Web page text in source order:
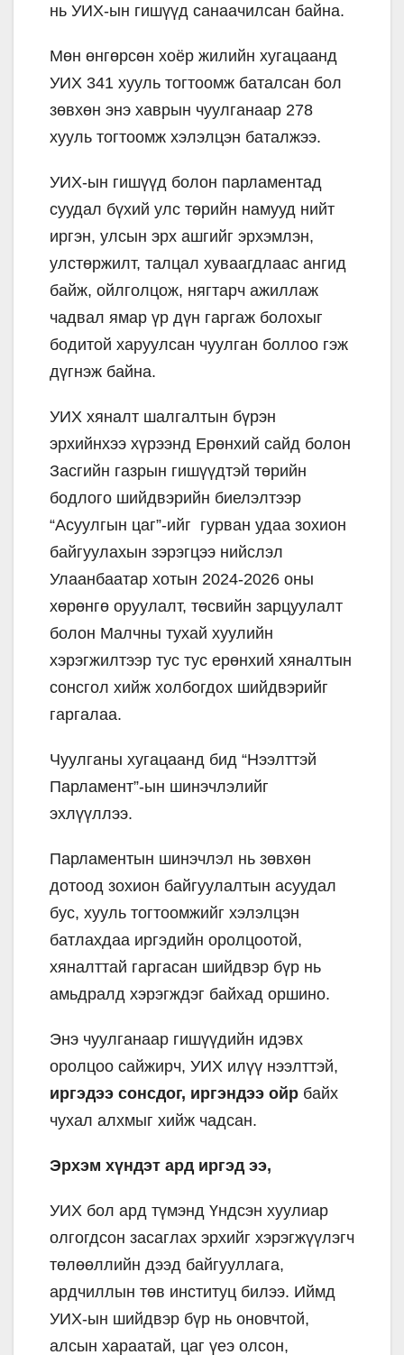
нь УИХ-ын гишүүд санаачилсан байна.
Мөн өнгөрсөн хоёр жилийн хугацаанд
УИХ 341 хууль тогтоомж баталсан бол
зөвхөн энэ хаврын чуулганаар 278
хууль тогтоомж хэлэлцэн баталжээ.
УИХ-ын гишүүд болон парламентад
суудал бүхий улс төрийн намууд нийт
иргэн, улсын эрх ашгийг эрхэмлэн,
улстөржилт, талцал хуваагдлаас ангид
байж, ойлголцож, нягтарч ажиллаж
чадвал ямар үр дүн гаргаж болохыг
бодитой харуулсан чуулган боллоо гэж
дүгнэж байна.
УИХ хяналт шалгалтын бүрэн
эрхийнхээ хүрээнд Ерөнхий сайд болон
Засгийн газрын гишүүдтэй төрийн
бодлого шийдвэрийн биелэлтээр
“Асуулгын цаг”-ийг гурван удаа зохион
байгуулахын зэрэгцээ нийслэл
Улаанбаатар хотын 2024-2026 оны
хөрөнгө оруулалт, төсвийн зарцуулалт
болон Малчны тухай хуулийн
хэрэгжилтээр тус тус ерөнхий хяналтын
сонсгол хийж холбогдох шийдвэрийг
гаргалаа.
Чуулганы хугацаанд бид “Нээлттэй
Парламент”-ын шинэчлэлийг
эхлүүллээ.
Парламентын шинэчлэл нь зөвхөн
дотоод зохион байгуулалтын асуудал
бус, хууль тогтоомжийг хэлэлцэн
батлахдаа иргэдийн оролцоотой,
хяналттай гаргасан шийдвэр бүр нь
амьдралд хэрэгждэг байхад оршино.
Энэ чуулганаар гишүүдийн идэвх
оролцоо сайжирч, УИХ илүү нээлттэй,
иргэдээ сонсдог, иргэндээ ойр байх
чухал алхмыг хийж чадсан.
Эрхэм хүндэт ард иргэд ээ,
УИХ бол ард түмэнд Үндсэн хуулиар
олгогдсон засаглах эрхийг хэрэгжүүлэгч
төлөөллийн дээд байгууллага,
ардчиллын төв институц билээ. Иймд
УИХ-ын шийдвэр бүр нь оновчтой,
алсын хараатай, цаг үеэ олсон,